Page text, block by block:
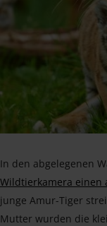
In den abgelegenen
Wildtierkamera einen
junge Amur-Tiger
Mutter wurden die